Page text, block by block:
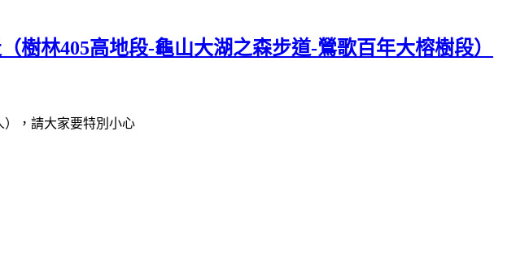
樹林405高地段-龜山大湖之森步道-鶯歌百年大榕樹段）
，請大家要特別小心